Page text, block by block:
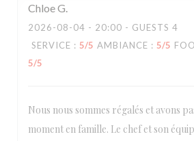
ChloeG
2026-08-04 - 20:00 - GUESTS 4
SERVICE : 5/5 AMBIANCE : 5/5
5/5
Nous nous sommes régalés et avons
moment en famille. Le chef et son